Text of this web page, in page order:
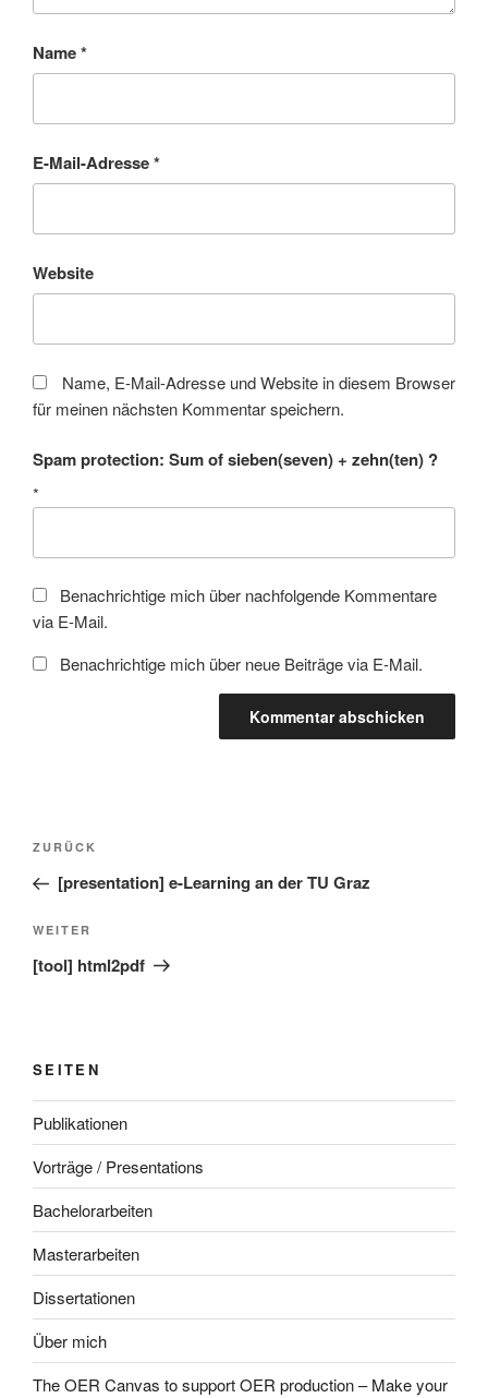
Name*
E-Mail-Adresse*
Website
Name, E-Mail-Adresse und Website in diesem Browser
für meinen nächsten Kommentar speichern.
Spam protection: Sum of sieben(seven) + zehn(ten) ?
*
Benachrichtige mich über nachfolgende Kommentare
via E-Mail.
Benachrichtige mich über neue Beiträge via E-Mail.
Beitragsnavigation
Vorheriger
Beitrag
ZURÜCK
[presentation] e-Learning an der TU Graz
Nächster
Beitrag
WEITER
[tool] html2pdf
SEITEN
Publikationen
Vorträge / Presentations
Bachelorarbeiten
Masterarbeiten
Dissertationen
Über mich
The OER Canvas to support OER production – Make your